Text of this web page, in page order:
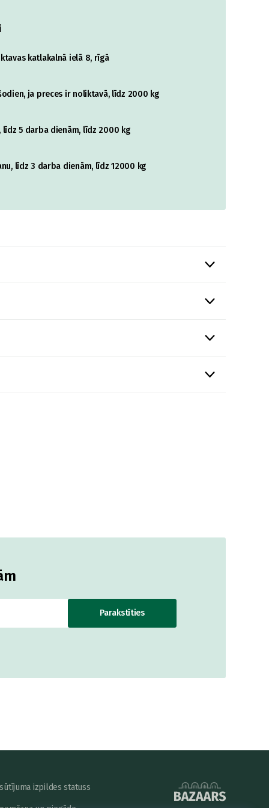
katlakalnā ielā 8, rīgā
ja preces ir noliktavā, līdz 2000 kg
5 darba dienām, līdz 2000 kg
līdz 3 darba dienām, līdz 12000 kg
Parakstīties
izpildes statuss